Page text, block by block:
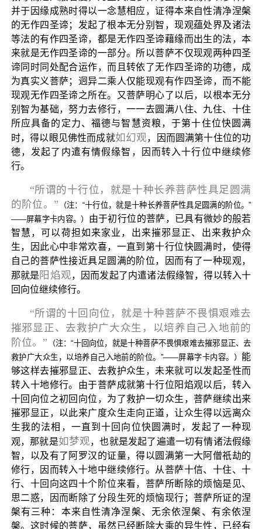
并于因缘成熟时得以一念慧相应，证得本来自性清净涅槃
的无作四圣谛；发起了根本无分别智，现观蕴处界及诸法
等法的有作四圣谛，都是无作四圣谛藉缘而出生的法，本
来就是无作四圣谛的一部分。所以菩萨不仅现观两种四圣
谛同时同处配合运作，而且转依了无作四圣谛的功德，成
为真实义菩萨；迥异二乘人仅能现观有作四圣谛，而不能
现观无作四圣谛之所在。又菩萨明心了以后，以根本无分
别智为基础，努力去修行，一一去圆满八住、九住、十住
所应具备的定力、福德与智慧资粮，于第十住位快圆满
时，得以眼见佛性而成就如幻观，因而圆满第十住位的功
德，发起了内遣有情假缘智，因而转入十行位中继续修
行。
“所谓的十行位，就是十种长养菩萨性具足圆满
的阶位。” （注：“十行位，就是十种长养菩萨性具足圆满的阶位。”
——屏幕字卡内容。） 由于初行位的菩萨，已具有微妙的般若
智慧，可以荷担如来家业，出来摧邪显正、出来救护众
生，因此心中非常欢喜，一直到第十行位快圆满时，使得
自己的菩萨性接近具足圆满的阶位，因而有了一种现观，
那就是阳焰观，因而发起了内遣诸法假缘智，得以转入十
回向位继续修行。
“所谓的十回向位，就是十种菩萨不畏惧艰难去
摧邪显正、去救护广大众生，以培养自己入地前的
阶位。” （注：“十回向位，就是十种菩萨不畏惧艰难去摧邪显正、去
救护广大众生，以培养自己入地前的阶位。”——屏幕字卡内容。） 能
够这样去摧邪显正、去救护众生，未来就可以发起圣性而
转入十地修行。由于菩萨成就第十行位阳焰观以后，转入
十回向位之初回向位，为了救护一切众生，菩萨继续出来
摧邪显正，以此来广度众生走向正道，让众生得以远离众
生我的法相，一直到十回向位快圆满时，发起了一种现
观，那就是如梦观，也就是发起了遍遣一切有情诸法假缘
智，以及有了阿罗汉的证量，得以圆满第一大阿僧祇劫的
修行，因而转入十地中继续修行。从菩萨十信、十住、十
行、十回向这四十个阶位来看，菩萨所断除的烦恼是见、
思二惑，因而断除了分段生死的烦恼现行；菩萨所证的涅
槃有三种：本来自性清净涅槃、无余依涅槃、有余依涅
槃。这时候的菩萨，虽然已经断除大乘的异生性，已经有